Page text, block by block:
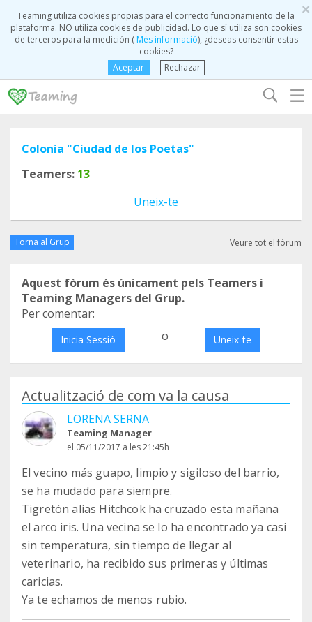
×
Teaming utiliza cookies propias para el correcto funcionamiento de la
plataforma. NO utiliza cookies de publicidad. Lo que sí utiliza son cookies
de terceros para la medición (Més informació), ¿deseas consentir estas
cookies?
Aceptar
Rechazar
☰
Colonia "Ciudad de los Poetas"
Teamers: 13
Uneix-te
Torna al Grup Veure tot el fòrum
Aquest fòrum és únicament pels Teamers i
Teaming Managers del Grup.
Per comentar:
Inicia Sessió o Uneix-te
Actualització de com va la causa
LORENA SERNA
Teaming Manager
el 05/11/2017 a les 21:45h
El vecino más guapo, limpio y sigiloso del barrio,
se ha mudado para siempre.
Tigretón alías Hitchcok ha cruzado esta mañana
el arco iris. Una vecina se lo ha encontrado ya casi
sin temperatura, sin tiempo de llegar al
veterinario, ha recibido sus primeras y últimas
caricias.
Ya te echamos de menos rubio.